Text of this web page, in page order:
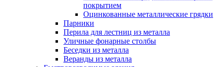
покрытием
Оцинкованные металлические грядки
Парники
Перила для лестниц из металла
Уличные фонарные столбы
Беседки из металла
Веранды из металла